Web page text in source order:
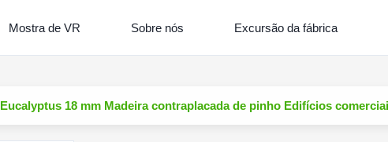
Mostra de VR Sobre nós Excursão da fábrica
Eucalyptus 18 mm Madeira contraplacada de pinho Edifícios